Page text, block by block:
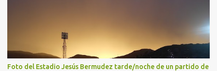
Foto del Estadio Jesús Bermudez tarde/noche de un partido de